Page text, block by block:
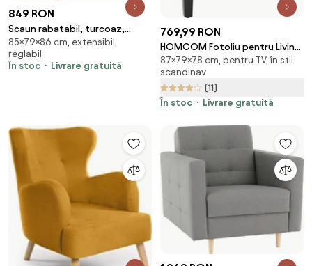
849 RON
Scaun rabatabil, turcoaz,
ARKADIA
85×79×86 cm, extensibil,
reglabil
În stoc
Livrare gratuită
769,99 RON
HOMCOM Fotoliu pentru Living,
Stil Nordic, Tapițat cu Lemn și
Poliester, Ideal pentru Living și
Familie, 79x78x87 cm, Gri |
Aosom Romania
87×79×78 cm, pentru TV, în stil
scandinav
(11)
În stoc
Livrare gratuită